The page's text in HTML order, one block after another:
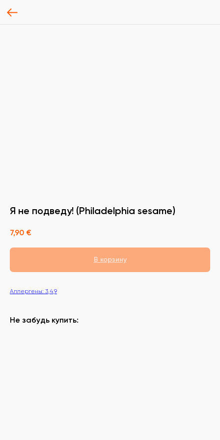
Я не подведу! (Philadelphia sesame)
7,90 €
В корзину
Аллергены: 3,4,9
Не забудь купить: